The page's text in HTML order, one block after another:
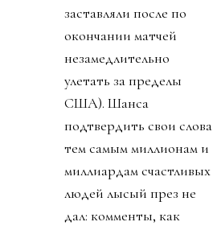
заставляли после по
окончании матчей
незамедлительно
улетать за пределы
США). Шанса
подтвердить свои слова
тем самым миллионам и
миллиардам счастливых
людей лысый през не
дал: комменты, как